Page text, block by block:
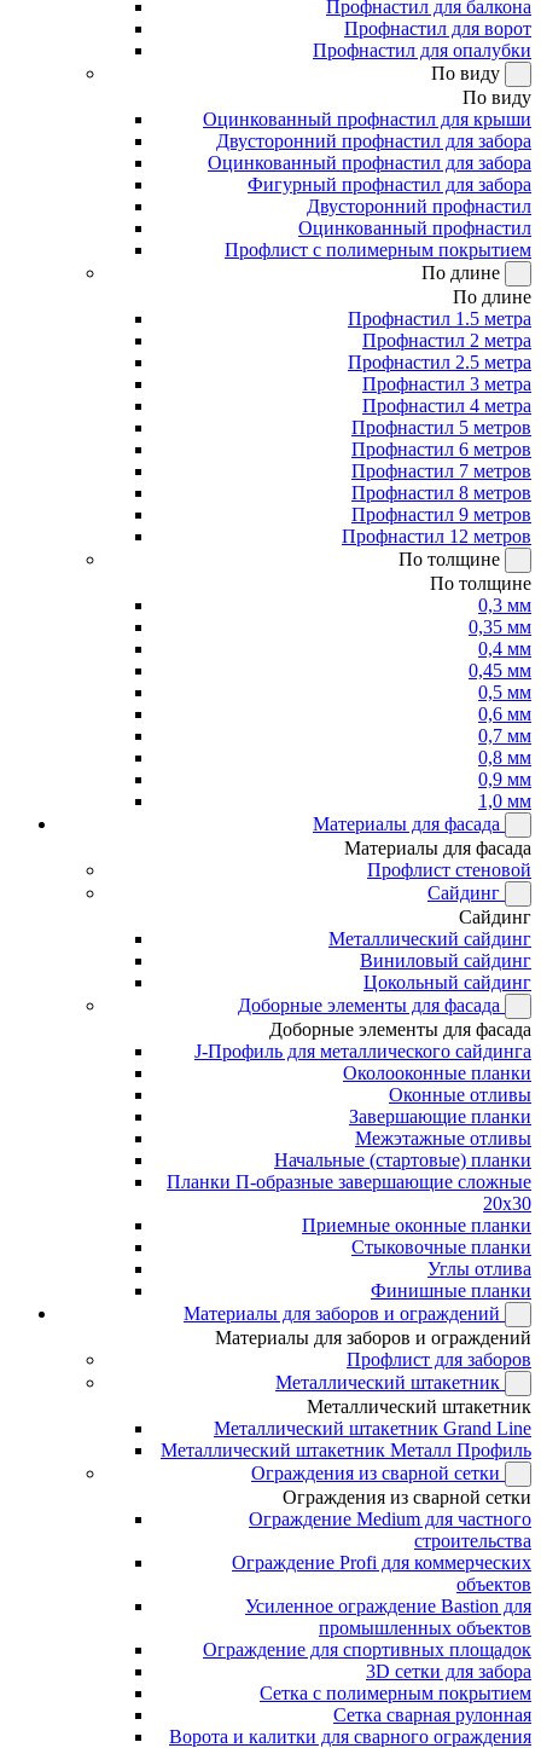
Профнастил для балкона
Профнастил для ворот
Профнастил для опалубки
По виду
По виду
Оцинкованный профнастил для крыши
Двусторонний профнастил для забора
Оцинкованный профнастил для забора
Фигурный профнастил для забора
Двусторонний профнастил
Оцинкованный профнастил
Профлист с полимерным покрытием
По длине
По длине
Профнастил 1.5 метра
Профнастил 2 метра
Профнастил 2.5 метра
Профнастил 3 метра
Профнастил 4 метра
Профнастил 5 метров
Профнастил 6 метров
Профнастил 7 метров
Профнастил 8 метров
Профнастил 9 метров
Профнастил 12 метров
По толщине
По толщине
0,3 мм
0,35 мм
0,4 мм
0,45 мм
0,5 мм
0,6 мм
0,7 мм
0,8 мм
0,9 мм
1,0 мм
Материалы для фасада
Материалы для фасада
Профлист стеновой
Сайдинг
Сайдинг
Металлический сайдинг
Виниловый сайдинг
Цокольный сайдинг
Доборные элементы для фасада
Доборные элементы для фасада
J-Профиль для металлического сайдинга
Околооконные планки
Оконные отливы
Завершающие планки
Межэтажные отливы
Начальные (стартовые) планки
Планки П-образные завершающие сложные
20x30
Приемные оконные планки
Стыковочные планки
Углы отлива
Финишные планки
Материалы для заборов и ограждений
Материалы для заборов и ограждений
Профлист для заборов
Металлический штакетник
Металлический штакетник
Металлический штакетник Grand Line
Металлический штакетник Металл Профиль
Ограждения из сварной сетки
Ограждения из сварной сетки
Ограждение Medium для частного
строительства
Ограждение Profi для коммерческих
объектов
Усиленное ограждение Bastion для
промышленных объектов
Ограждение для спортивных площадок
3D сетки для забора
Сетка с полимерным покрытием
Сетка сварная рулонная
Ворота и калитки для сварного ограждения